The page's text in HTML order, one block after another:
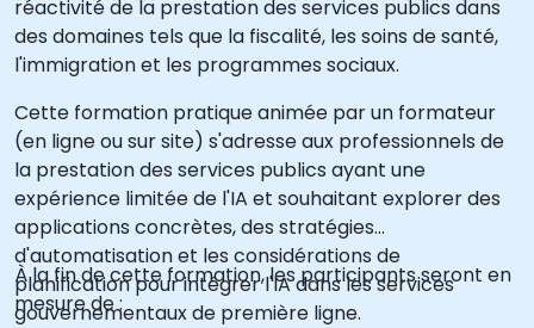
réactivité de la prestation des services publics dans
des domaines tels que la fiscalité, les soins de santé,
l'immigration et les programmes sociaux.
Cette formation pratique animée par un formateur
(en ligne ou sur site) s'adresse aux professionnels de
la prestation des services publics ayant une
expérience limitée de l'IA et souhaitant explorer des
applications concrètes, des stratégies
d'automatisation et les considérations de
planification pour intégrer l'IA dans les services
gouvernementaux de première ligne.
À la fin de cette formation, les participants seront en
mesure de :